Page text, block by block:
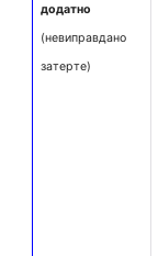
додатно
(невиправдано
затерте)